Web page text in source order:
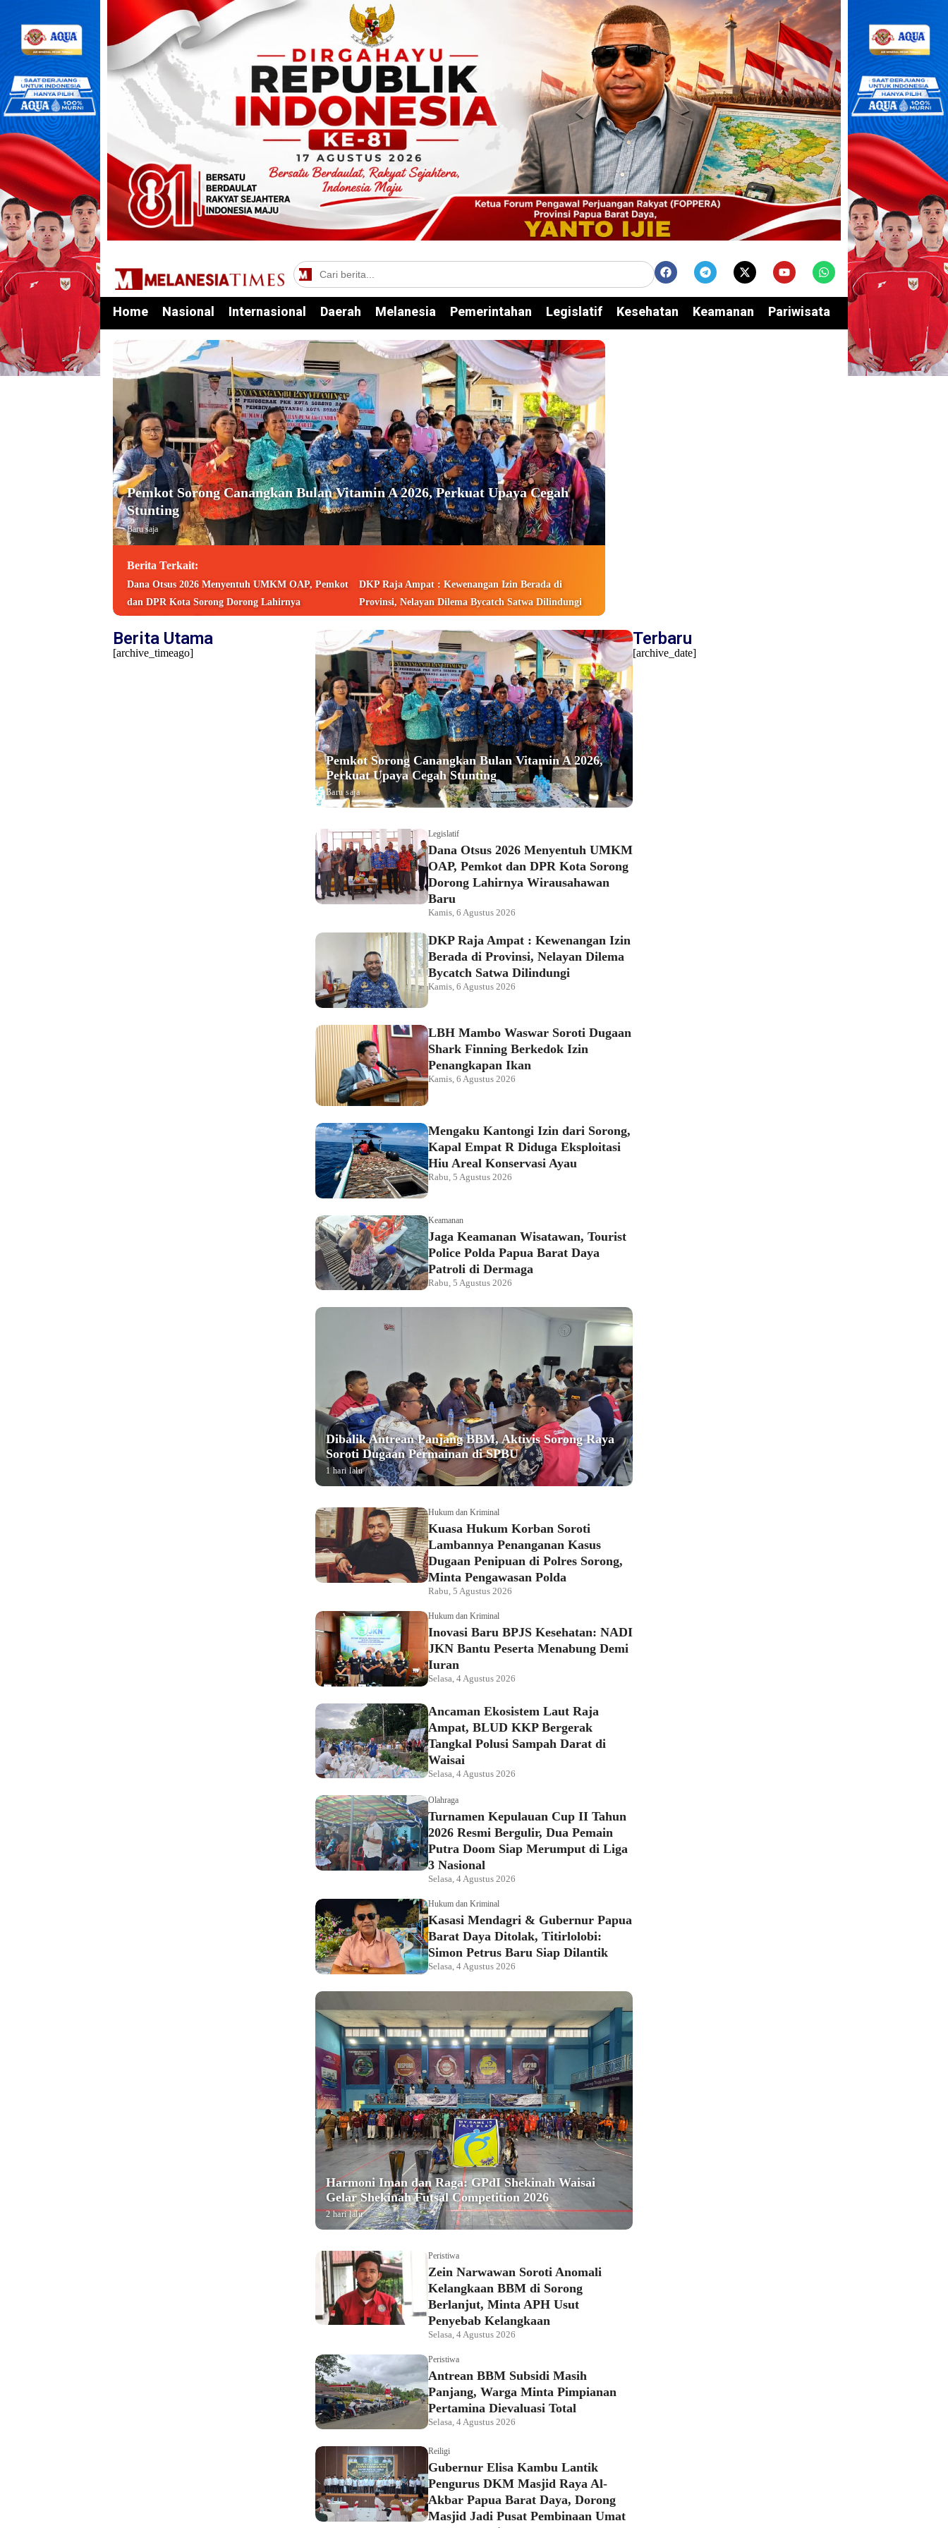
Home Nasional Internasional Daerah Melanesia Pemerintahan Legislatif Kesehatan Keamanan Pariwisata Edukasi
Pemkot Sorong Canangkan Bulan Vitamin A 2026, Perkuat Upaya Cegah
Stunting
Baru saja
Berita Terkait:
Dana Otsus 2026 Menyentuh UMKM OAP, Pemkot
dan DPR Kota Sorong Dorong Lahirnya
DKP Raja Ampat : Kewenangan Izin Berada di
Provinsi, Nelayan Dilema Bycatch Satwa Dilindungi
Berita Utama
[archive_timeago]
Pemkot Sorong Canangkan Bulan Vitamin A 2026,
Perkuat Upaya Cegah Stunting
Baru saja
Legislatif
Dana Otsus 2026 Menyentuh UMKM
OAP, Pemkot dan DPR Kota Sorong
Dorong Lahirnya Wirausahawan
Baru
Kamis, 6 Agustus 2026
DKP Raja Ampat : Kewenangan Izin
Berada di Provinsi, Nelayan Dilema
Bycatch Satwa Dilindungi
Kamis, 6 Agustus 2026
LBH Mambo Waswar Soroti Dugaan
Shark Finning Berkedok Izin
Penangkapan Ikan
Kamis, 6 Agustus 2026
Mengaku Kantongi Izin dari Sorong,
Kapal Empat R Diduga Eksploitasi
Hiu Areal Konservasi Ayau
Rabu, 5 Agustus 2026
Keamanan
Jaga Keamanan Wisatawan, Tourist
Police Polda Papua Barat Daya
Patroli di Dermaga
Rabu, 5 Agustus 2026
Dibalik Antrean Panjang BBM, Aktivis Sorong Raya
Soroti Dugaan Permainan di SPBU
1 hari lalu
Hukum dan Kriminal
Kuasa Hukum Korban Soroti
Lambannya Penanganan Kasus
Dugaan Penipuan di Polres Sorong,
Minta Pengawasan Polda
Rabu, 5 Agustus 2026
Hukum dan Kriminal
Inovasi Baru BPJS Kesehatan: NADI
JKN Bantu Peserta Menabung Demi
Iuran
Selasa, 4 Agustus 2026
Ancaman Ekosistem Laut Raja
Ampat, BLUD KKP Bergerak
Tangkal Polusi Sampah Darat di
Waisai
Selasa, 4 Agustus 2026
Olahraga
Turnamen Kepulauan Cup II Tahun
2026 Resmi Bergulir, Dua Pemain
Putra Doom Siap Merumput di Liga
3 Nasional
Selasa, 4 Agustus 2026
Hukum dan Kriminal
Kasasi Mendagri & Gubernur Papua
Barat Daya Ditolak, Titirlolobi:
Simon Petrus Baru Siap Dilantik
Selasa, 4 Agustus 2026
Harmoni Iman dan Raga: GPdI Shekinah Waisai
Gelar Shekinah Futsal Competition 2026
2 hari lalu
Peristiwa
Zein Narwawan Soroti Anomali
Kelangkaan BBM di Sorong
Berlanjut, Minta APH Usut
Penyebab Kelangkaan
Selasa, 4 Agustus 2026
Peristiwa
Antrean BBM Subsidi Masih
Panjang, Warga Minta Pimpianan
Pertamina Dievaluasi Total
Selasa, 4 Agustus 2026
Reiligi
Gubernur Elisa Kambu Lantik
Pengurus DKM Masjid Raya Al-
Akbar Papua Barat Daya, Dorong
Masjid Jadi Pusat Pembinaan Umat
Terbaru
[archive_date]